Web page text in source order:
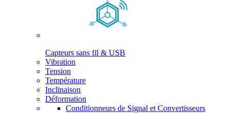
Capteurs sans fil & USB
Vibration
Tension
Température
Inclinaison
Déformation
Conditionneurs de Signal et Convertisseurs